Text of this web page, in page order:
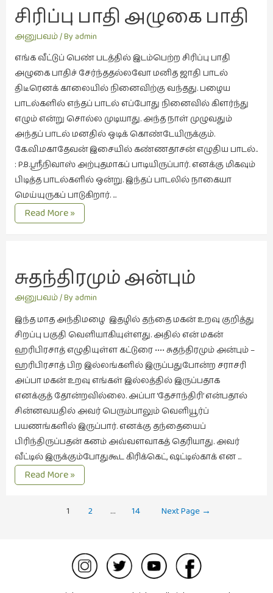
மொழியாக்கம்
வரலாறு
வாசிப்பில்
இன்று
விமர்சனம்
(19)
விளையாட்டு
உலகம்
சிரிப்பு பாதி அழுகை பாதி
அனுபவம்/ By admin
எங்க வீட்டுப் பெண் படத்தில் இடம்பெற்ற சிரிப்பு பாதி
அழுகை பாதிச் சேர்ந்ததல்லவோ மனித ஜாதி பாடல்
திடீரெனக் காலையில் நினைவிற்கு வந்தது. பழைய
பாடல்களில் எந்தப் பாடல் எப்போது நினைவில் கிளர்ந்து
எழும் என்று சொல்ல முடியாது. அந்த நாள் முழுவதும்
அந்தப் பாடல் மனதில் ஒடிக் கொண்டேயிருக்கும்.
கே.வி.மகாதேவன் இசையில் கண்ணதாசன் எழுதிய பாடல்..
: P.B.ஸ்ரீநிவாஸ் அற்புதமாகப் பாடியிருப்பார். எனக்கு மிகவும்
பிடித்த பாடல்களில் ஒன்று. இந்தப் பாடலில் நாகையா
மெய்யுருகப் பாடுகிறார். …
சிரிப்பு
பாதி
Read More »
சுதந்திரமும் அன்பும்
அனுபவம்/ By admin
இந்த மாத அந்திமழை இதழில் தந்தை மகன் உறவு குறித்து
சிறப்பு பகுதி வெளியாகியுள்ளது. அதில் என் மகன்
ஹரிபிரசாத் எழுதியுள்ள கட்டுரை •••• சுதந்திரமும் அன்பும் –
ஹரிபிரசாத் பிற இல்லங்களில் இருப்பதுபோன்ற சராசரி
அப்பா மகன் உறவு எங்கள் இல்லத்தில் இருப்பதாக
எனக்குத் தோன்றவில்லை. அப்பா ‘தேசாந்திரி’ என்பதால்
சின்னவயதில் அவர் பெரும்பாலும் வெளியூர்ப்
பயணங்களில் இருப்பார். எனக்கு தந்தையைப்
பிரிந்திருப்பதன் கனம் அவ்வளவாகத் தெரியாது. அவர்
வீட்டில் இருக்கும்போதுகூட கிரிக்கெட், ஷட்டில்காக் என …
சுதந்திரமும்
அன்பும்
Read More »
1 2 … 14 Next Page →